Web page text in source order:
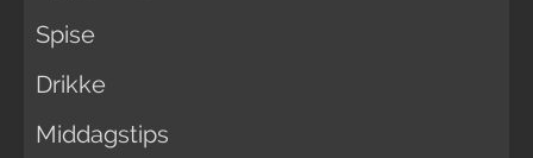
Spise
Drikke
Middagstips